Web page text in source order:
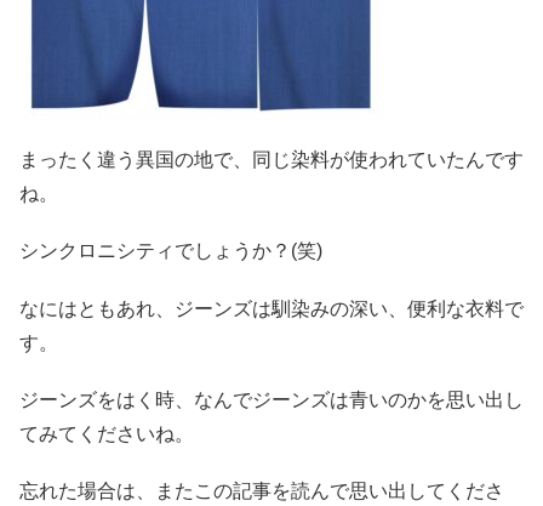
まったく違う異国の地で、同じ染料が使われていたんです
ね。
シンクロニシティでしょうか？(笑)
なにはともあれ、ジーンズは馴染みの深い、便利な衣料で
す。
ジーンズをはく時、なんでジーンズは青いのかを思い出し
てみてくださいね。
忘れた場合は、またこの記事を読んで思い出してくださ